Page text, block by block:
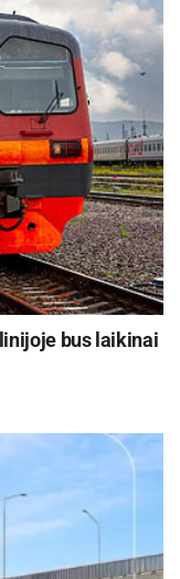
nuolaidų
veiklai, sportui,
maitinimui.
bus laikinai